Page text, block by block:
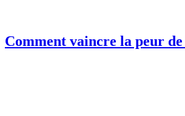
Comment vaincre la peur